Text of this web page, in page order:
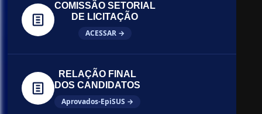
COMISSÃO SETORIAL
DE LICITAÇÃO
ACESSAR →
RELAÇÃO FINAL
DOS CANDIDATOS
Aprovados-EpiSUS →